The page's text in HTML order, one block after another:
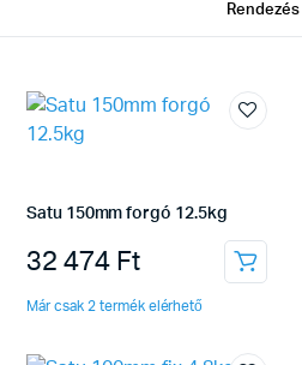
Satu 150mm forgó 12.5kg
32 474 Ft
Már csak 2 termék elérhető